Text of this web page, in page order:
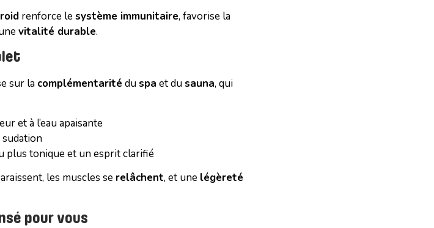
renforce lesystème immunitaire, favorise la
vitalité durable.
sur la complémentarité duspa et dusauna, qui
et à l’eau apaisante
plus tonique et un esprit clarifié
les muscles se relâchent, et une légèreté
pour vous